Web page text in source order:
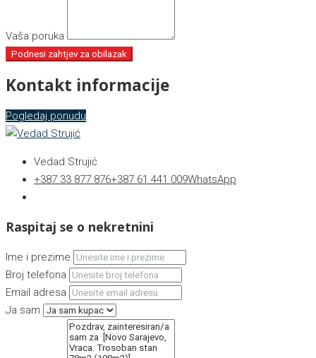
Vaša poruka
Podnesi zahtjev za obilazak
Kontakt informacije
Pogledaj ponudu
Vedad Strujić
+387 33 877 876+387 61 441 009WhatsApp
Raspitaj se o nekretnini
Ime i prezime
Broj telefona
Email adresa
Ja sam